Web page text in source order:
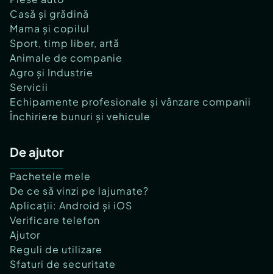
Casă și grădină
Mama și copilul
Sport, timp liber, artă
Animale de companie
Agro și Industrie
Servicii
Echipamente profesionale și vânzare companii
Închiriere bunuri și vehicule
De ajutor
Pachetele mele
De ce să vinzi pe lajumate?
Aplicații: Android și iOS
Verificare telefon
Ajutor
Reguli de utilizare
Sfaturi de securitate